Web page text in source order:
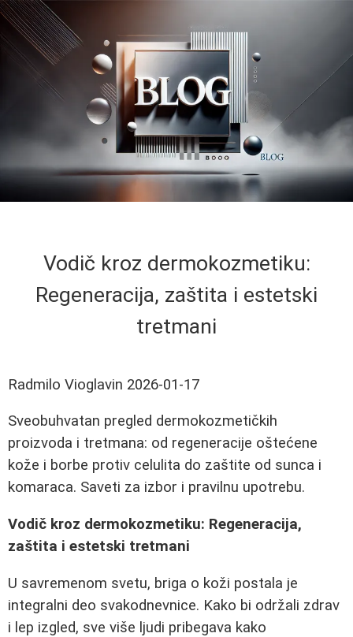
Vodič kroz dermokozmetiku:
Regeneracija, zaštita i estetski
tretmani
Radmilo Vioglavin 2026-01-17
Sveobuhvatan pregled dermokozmetičkih
proizvoda i tretmana: od regeneracije oštećene
kože i borbe protiv celulita do zaštite od sunca i
komaraca. Saveti za izbor i pravilnu upotrebu.
Vodič kroz dermokozmetiku: Regeneracija,
zaštita i estetski tretmani
U savremenom svetu, briga o koži postala je
integralni deo svakodnevnice. Kako bi održali zdrav
i lep izgled, sve više ljudi pribegava kako